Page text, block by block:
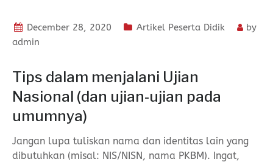
December 28, 2020 Artikel Peserta Didik
by
admin
Tips dalam menjalani Ujian
Nasional (dan ujian-ujian pada
umumnya)
Jangan lupa tuliskan nama dan identitas lain yang
dibutuhkan (misal: NIS/NISN, nama PKBM). Ingat,